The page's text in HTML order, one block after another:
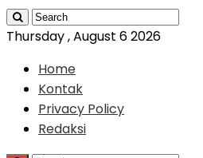
Thursday , August 6 2026
Home
Kontak
Privacy Policy
Redaksi